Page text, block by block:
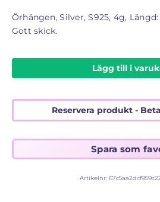
Örhängen, Silver, S925, 4g,
Gott skick.
Lägg till i
Reservera produkt -
Artikelnr: